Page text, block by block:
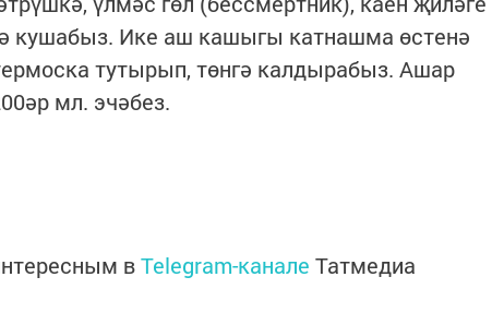
кушабыз. Ике аш кашыгы катнашма өстенә
тутырып, төнгә калдырабыз. Ашар
мл. эчәбез.
вTelegram-канале Татмедиа